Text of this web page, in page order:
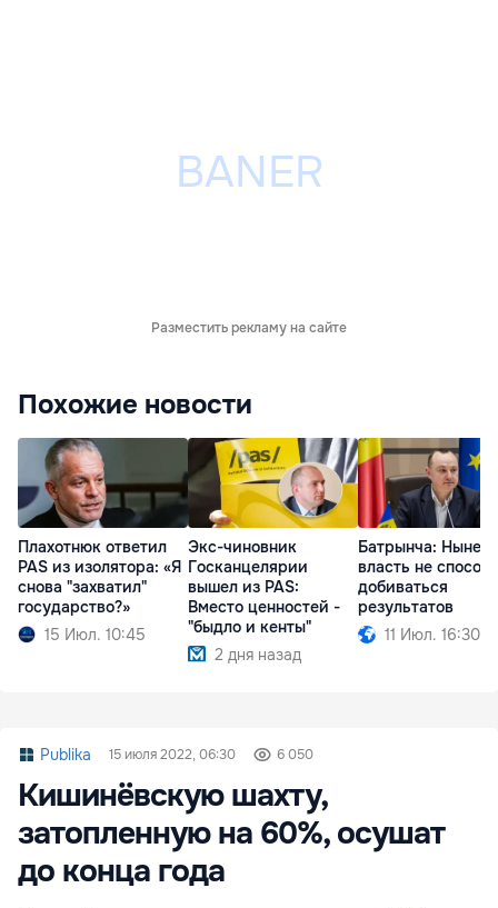
Разместить рекламу на сайте
Похожие новости
Плахотнюк ответил
PAS из изолятора: «Я
снова "захватил"
государство?»
15 Июл. 10:45
Экс-чиновник
Госканцелярии
вышел из PAS:
Вместо ценностей -
"быдло и кенты"
2 дня назад
Батрынча:
власть не
добиваться
результатов
11 Июл. 16:30
Publika 15 июля 2022, 06:30 6 050
Кишинёвскую шахту,
затопленную на 60%, осушат
до конца года